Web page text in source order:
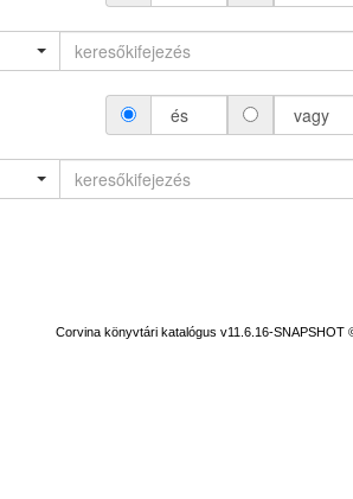
és vagy
Corvina könyvtári katalógus v11.6.16-SNAPSHOT